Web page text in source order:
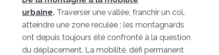
urbaine. Traverser une vallée, franchir un col,
atteindre une zone reculée : les montagnards
ont depuis toujours été confronté à la question
du déplacement. La mobilité, défi permanent